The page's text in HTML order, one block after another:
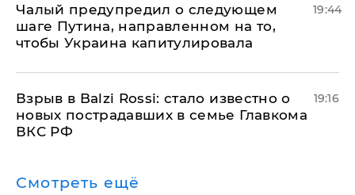
Чалый предупредил о следующем
шаге Путина, направленном на то,
чтобы Украина капитулировала
19:44
Взрыв в Balzi Rossi: стало известно о
новых пострадавших в семье Главкома
ВКС РФ
19:16
Смотреть ещё